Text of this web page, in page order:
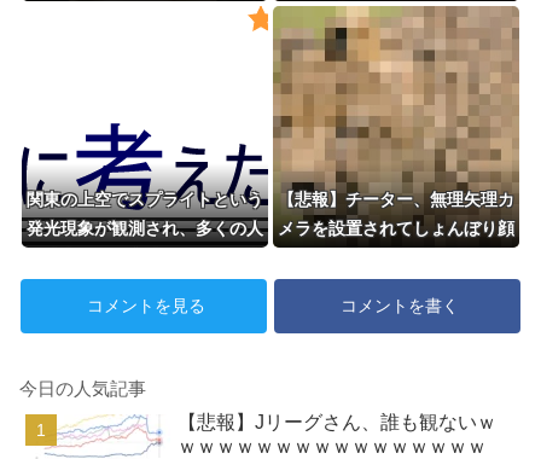
せつける
関東の上空でスプライトという
発光現象が観測され、多くの人
【悲報】チーター、無理矢理カ
メラを設置されてしょんぼり顔
コメントを見る コメントを書く
今日の人気記事
【悲報】Jリーグさん、誰も観ないｗ
ｗｗｗｗｗｗｗｗｗｗｗｗｗｗｗｗ